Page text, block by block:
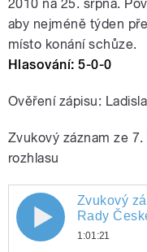
2010 na 25. srpna.
aby nejméně týden
místo konání schůze.
Hlasování: 5-0-0
Ověření zápisu:
Zvukový záznam ze
rozhlasu
Zvukový
Rady
1:01:21